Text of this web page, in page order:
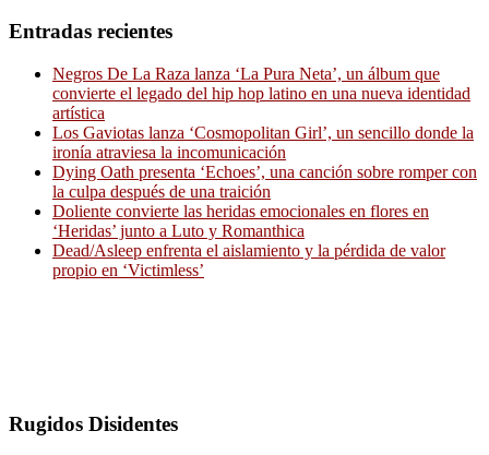
Entradas recientes
Negros De La Raza lanza ‘La Pura Neta’, un álbum que
convierte el legado del hip hop latino en una nueva identidad
artística
Los Gaviotas lanza ‘Cosmopolitan Girl’, un sencillo donde la
ironía atraviesa la incomunicación
Dying Oath presenta ‘Echoes’, una canción sobre romper con
la culpa después de una traición
Doliente convierte las heridas emocionales en flores en
‘Heridas’ junto a Luto y Romanthica
Dead/Asleep enfrenta el aislamiento y la pérdida de valor
propio en ‘Victimless’
Rugidos Disidentes